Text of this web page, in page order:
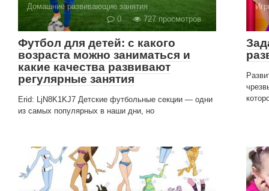
Домашние развивающие занятия
0
727 просмотров
Футбол для детей: с какого
возраста можно заниматься и
какие качества развивают
регулярные занятия
Erid: LjN8K1KJ7 Детские футбольные секции — одни
из самых популярных в наши дни, но